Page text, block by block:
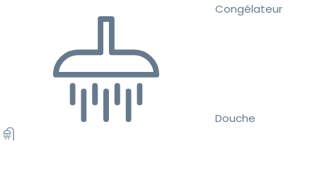
Congélateur
Douche